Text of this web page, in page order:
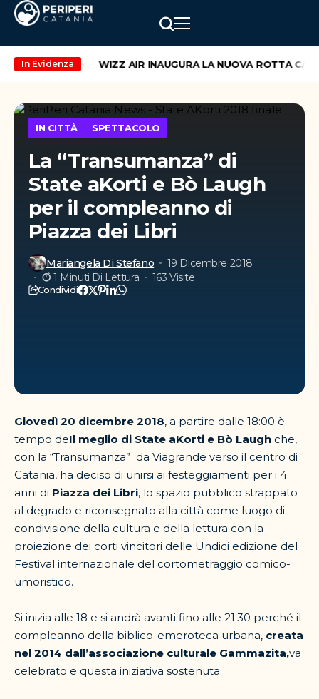
In Evidenza
di maggio WIZZ AIR INAUGURA LA NUOVA ROTTA
IN CITTÀ SPETTACOLO
La “Transumanza” di
State aKorti e Bò Laugh
per il compleanno di
Piazza dei Libri
Mariangela Di Stefano
19 Dicembre 2018
1 Minuti Di Lettura
163 Visite
Condividi
Giovedì 20 dicembre 2018, a partire dalle 18:00 è
tempo deIl meglio di State aKorti e Bò Laugh che,
con la “Transumanza” da Viagrande verso il centro di
Catania, ha deciso di unirsi ai festeggiamenti per i 4
anni di Piazza dei Libri, lo spazio pubblico strappato
al degrado e riconsegnato alla città come luogo di
condivisione della cultura e della lettura con la
proiezione dei corti vincitori delle Undici edizione del
Festival internazionale del cortometraggio comico-
umoristico.
Si inizia alle 18 e si andrà avanti fino alle 21:30 perché il
compleanno della biblico-emeroteca urbana, creata
nel 2014 dall’associazione culturale Gammazita,va
celebrato e questa iniziativa sostenuta.